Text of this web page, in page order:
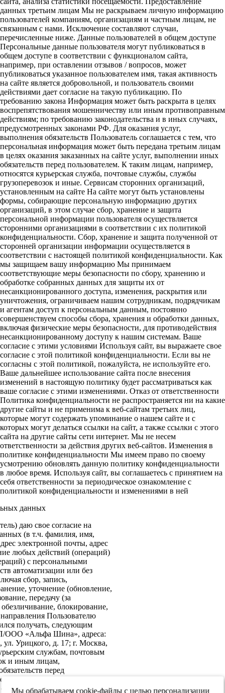
данных третьим лицам Мы не раскрываем личную информацию
пользователей компаниям, организациям и частным лицам, не
связанным с нами. Исключение составляют случаи,
перечисленные ниже. Данные пользователей в общем доступе
Персональные данные пользователя могут публиковаться в
общем доступе в соответствии с функционалом сайта,
например, при оставлении отзывов / вопросов, может
публиковаться указанное пользователем имя, такая активность
на сайте является добровольной, и пользователь своими
действиями дает согласие на такую публикацию. По
требованию закона Информация может быть раскрыта в целях
воспрепятствования мошенничеству или иным противоправным
действиям; по требованию законодательства и в иных случаях,
предусмотренных законами РФ. Для оказания услуг,
выполнения обязательств Пользователь соглашается с тем, что
персональная информация может быть передана третьим лицам
в целях оказания заказанных на сайте услуг, выполнении иных
обязательств перед пользователем. К таким лицам, например,
относятся курьерская служба, почтовые службы, службы
грузоперевозок и иные. Сервисам сторонних организаций,
установленным на сайте На сайте могут быть установлены
формы, собирающие персональную информацию других
организаций, в этом случае сбор, хранение и защита
персональной информации пользователя осуществляется
сторонними организациями в соответствии с их политикой
конфиденциальности. Сбор, хранение и защита полученной от
сторонней организации информации осуществляется в
соответствии с настоящей политикой конфиденциальности. Как
мы защищаем вашу информацию Мы принимаем
соответствующие меры безопасности по сбору, хранению и
обработке собранных данных для защиты их от
несанкционированного доступа, изменения, раскрытия или
уничтожения, ограничиваем нашим сотрудникам, подрядчикам
и агентам доступ к персональным данным, постоянно
совершенствуем способы сбора, хранения и обработки данных,
включая физические меры безопасности, для противодействия
несанкционированному доступу к нашим системам. Ваше
согласие с этими условиями Используя сайт, вы выражаете свое
согласие с этой политикой конфиденциальности. Если вы не
согласны с этой политикой, пожалуйста, не используйте его.
Ваше дальнейшее использование сайта после внесения
изменений в настоящую политику будет рассматриваться как
ваше согласие с этими изменениями. Отказ от ответственности
Политика конфиденциальности не распространяется ни на какие
другие сайты и не применима к веб-сайтам третьих лиц,
которые могут содержать упоминание о нашем сайте и с
которых могут делаться ссылки на сайт, а также ссылки с этого
сайта на другие сайты сети интернет. Мы не несем
ответственности за действия других веб-сайтов. Изменения в
политике конфиденциальности Мы имеем право по своему
усмотрению обновлять данную политику конфиденциальности
в любое время. Используя сайт, вы соглашаетесь с принятием на
себя ответственности за периодическое ознакомление с
политикой конфиденциальности и изменениями в ней
данных
даю свое согласие на
(в т.ч. фамилия, имя,
электронной почты, адрес
любых действий (операций)
с персональными
автоматизации или без
сбор, запись,
уточнение (обновление,
передачу (за
блокирование,
Пользователю
получать, следующим
ООО «Альфа Шина», адреса:
Урицкого, д. 17; г. Москва,
службам, почтовым
и иным лицам,
перед
на передачу в
информационной
Мы обрабатываем cookie-файлы с целью персонализации